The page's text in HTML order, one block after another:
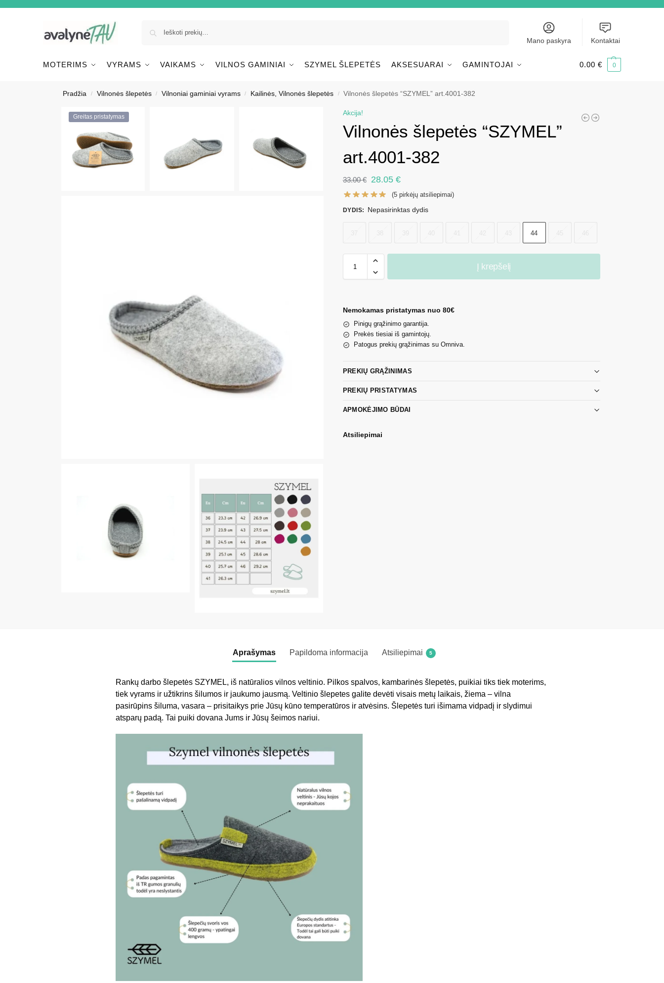
Mano paskyra Kontaktai
MOTERIMS VYRAMS VAIKAMS VILNOS GAMINIAI SZYMEL ŠLEPETĖS AKSESUARAI GAMINTOJAI 0.00 € 0
Pradžia / Vilnonės šlepetės / Vilnoniai gaminiai vyrams / Kailinės, Vilnonės šlepetės / Vilnonės šlepetės “SZYMEL” art.4001-382
Greitas pristatymas Akcija!
Vilnonės šlepetės “SZYMEL”
art.4001-382
33.00€ 28.05 €
(5 pirkėjų atsiliepimai)
DYDIS: Nepasirinktas dydis
44
Į krepšelį
Nemokamas pristatymas nuo 80€
Pinigų grąžinimo garantija.
Prekės tiesiai iš gamintojų.
Patogus prekių grąžinimas su Omniva.
PREKIŲ GRĄŽINIMAS
PREKIŲ PRISTATYMAS
APMOKĖJIMO BŪDAI
Atsiliepimai
Aprašymas Papildoma informacija Atsiliepimai 5
Rankų darbo šlepetės SZYMEL, iš natūralios vilnos veltinio. Pilkos spalvos, kambarinės šlepetės, puikiai tiks tiek moterims,
tiek vyrams ir užtikrins šilumos ir jaukumo jausmą. Veltinio šlepetes galite devėti visais metų laikais, žiema – vilna
pasirūpins šiluma, vasara – prisitaikys prie Jūsų kūno temperatūros ir atvėsins. Šlepetės turi išimama vidpadį ir slydimui
atsparų padą. Tai puiki dovana Jums ir Jūsų šeimos nariui.